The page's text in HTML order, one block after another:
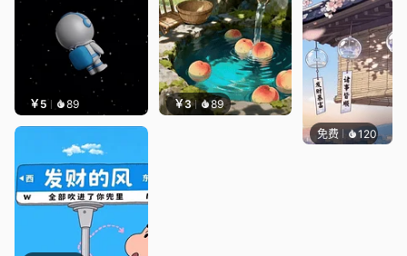
￥5 89 ￥3 89
免费 120好看